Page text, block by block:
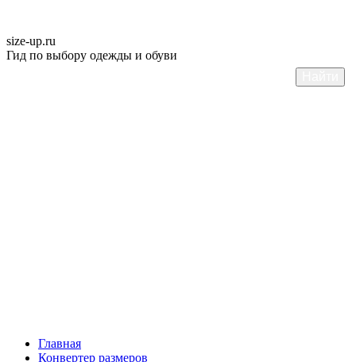
size-up.ru
Гид по выбору одежды и обуви
Главная
Конвертер размеров